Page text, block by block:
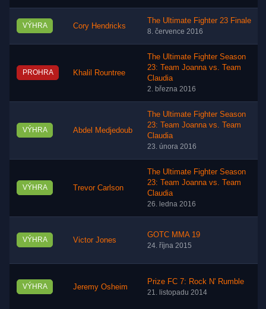
VÝHRA Cory Hendricks
The Ultimate Fighter 23 Finale
8. července 2016
PROHRA Khalil Rountree
The Ultimate Fighter Season
23: Team Joanna vs. Team
Claudia
2. března 2016
VÝHRA Abdel Medjedoub
The Ultimate Fighter Season
23: Team Joanna vs. Team
Claudia
23. února 2016
VÝHRA Trevor Carlson
The Ultimate Fighter Season
23: Team Joanna vs. Team
Claudia
26. ledna 2016
VÝHRA Victor Jones
GOTC MMA 19
24. října 2015
VÝHRA Jeremy Osheim
Prize FC 7: Rock N' Rumble
21. listopadu 2014